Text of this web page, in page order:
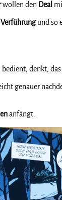
wollen den Deal
Verführungund so
bedient, denkt,
genauer
anfängt.